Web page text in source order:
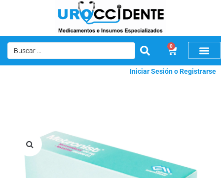
0
Iniciar Sesión o Registrarse